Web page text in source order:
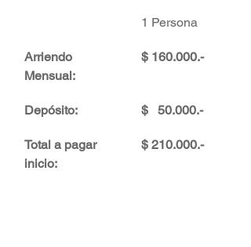
1 Persona
Arriendo
Mensual:
$ 160.000.-
⁠Depósito: $   50.000.-
⁠Total a pagar
inicio:
$ 210.000.-